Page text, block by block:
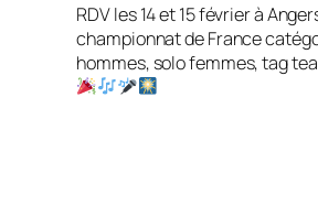
RDV les 14 et 15 février à
championnat de France
hommes, solo femmes, tag